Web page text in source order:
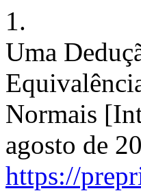
1.
Uma
Normais
agosto de
https://